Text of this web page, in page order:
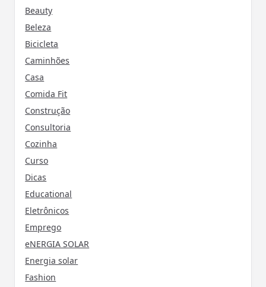
Beauty
Beleza
Bicicleta
Caminhões
Casa
Comida Fit
Construção
Consultoria
Cozinha
Curso
Dicas
Educational
Eletrônicos
Emprego
eNERGIA SOLAR
Energia solar
Fashion